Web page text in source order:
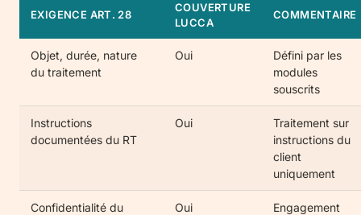
EXIGENCE ART. 28
COUVERTURE
LUCCA
COMMENTAIRE
Objet, durée, nature
du traitement
Oui
Défini par les
modules
souscrits
Instructions
documentées du RT
Oui
Traitement sur
instructions du
client
uniquement
Confidentialité du
Oui
Engagement